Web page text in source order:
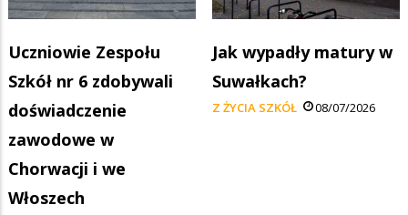
Uczniowie Zespołu
Szkół nr 6 zdobywali
doświadczenie
zawodowe w
Chorwacji i we
Włoszech
Jak wypadły matury w
Suwałkach?
Z ŻYCIA SZKÓŁ 08/07/2026